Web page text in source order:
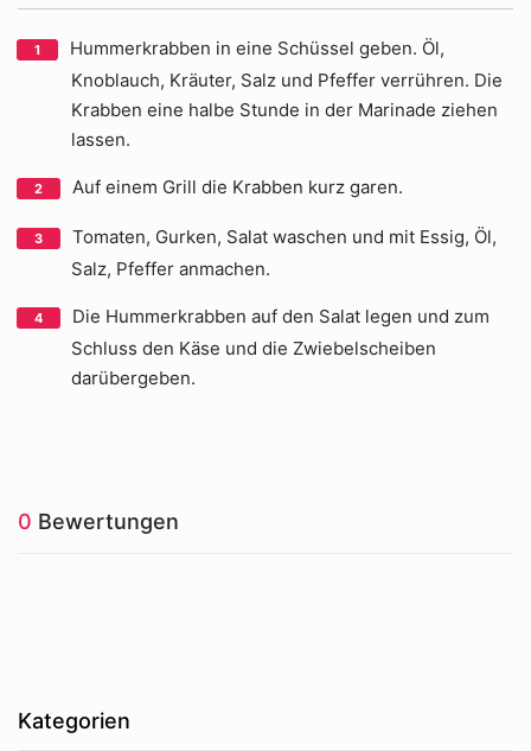
Hummerkrabben in eine Schüssel geben. Öl,
Knoblauch, Kräuter, Salz und Pfeffer verrühren. Die
Krabben eine halbe Stunde in der Marinade ziehen
lassen.
Auf einem Grill die Krabben kurz garen.
Tomaten, Gurken, Salat waschen und mit Essig, Öl,
Salz, Pfeffer anmachen.
Die Hummerkrabben auf den Salat legen und zum
Schluss den Käse und die Zwiebelscheiben
darübergeben.
0 Bewertungen
Kategorien